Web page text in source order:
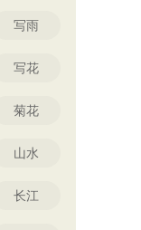
写雨
写花
菊花
山水
长江